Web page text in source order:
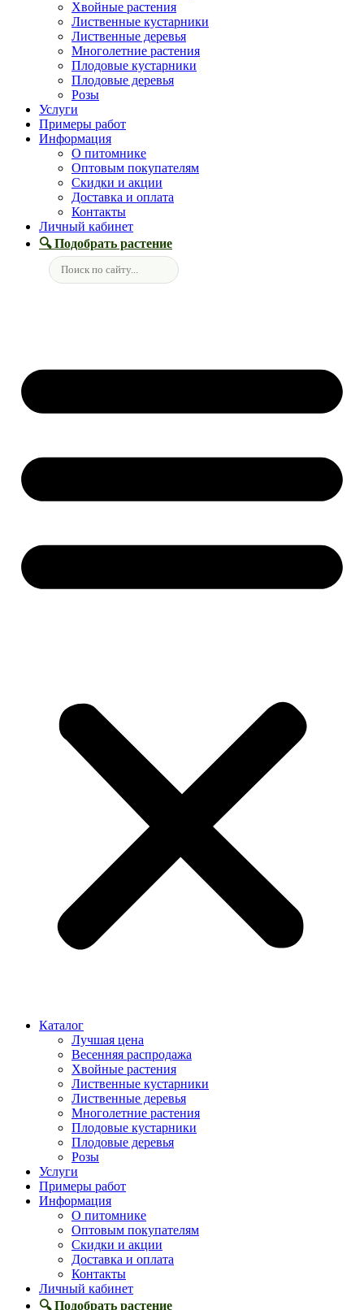
Хвойные растения
Лиственные кустарники
Лиственные деревья
Многолетние растения
Плодовые кустарники
Плодовые деревья
Розы
Услуги
Примеры работ
Информация
О питомнике
Оптовым покупателям
Скидки и акции
Доставка и оплата
Контакты
Личный кабинет
🔍 Подобрать растение
Каталог
Лучшая цена
Весенняя распродажа
Хвойные растения
Лиственные кустарники
Лиственные деревья
Многолетние растения
Плодовые кустарники
Плодовые деревья
Розы
Услуги
Примеры работ
Информация
О питомнике
Оптовым покупателям
Скидки и акции
Доставка и оплата
Контакты
Личный кабинет
🔍 Подобрать растение